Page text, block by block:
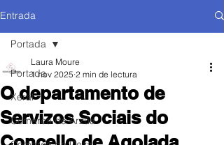
Entrada
Portada
Xeral
Comarca de Arzúa
Portada
O departamento de
Servizos Sociais do
Laura Moure
1 nov 2025 2 min de lectura